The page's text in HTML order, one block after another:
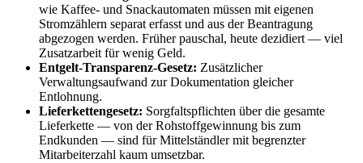
wie Kaffee- und Snackautomaten müssen mit eigenen
Stromzählern separat erfasst und aus der Beantragung
abgezogen werden. Früher pauschal, heute dezidiert — viel
Zusatzarbeit für wenig Geld.
Entgelt-Transparenz-Gesetz: Zusätzlicher
Verwaltungsaufwand zur Dokumentation gleicher
Entlohnung.
Lieferkettengesetz: Sorgfaltspflichten über die gesamte
Lieferkette — von der Rohstoffgewinnung bis zum
Endkunden — sind für Mittelständler mit begrenzter
Mitarbeiterzahl kaum umsetzbar.